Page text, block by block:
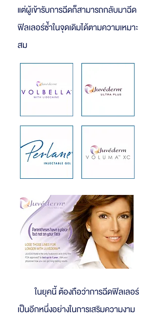
แต่ผู้เข้ารับการฉีดก็สามารถกลับมาฉีด
ฟิลเลอร์ซ้ำในจุดเดิมได้ตามความเหมาะ
สม
ในยุคนี้ ต้องถือว่าการฉีดฟิลเลอร์
เป็นอีกหนึ่งอย่างในการเสริมความงาม